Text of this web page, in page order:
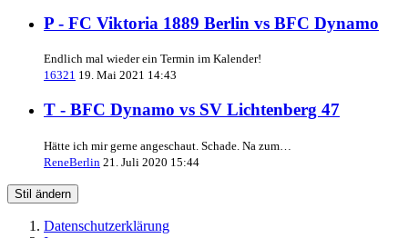
P - FC Viktoria 1889 Berlin vs BFC Dynamo
Endlich mal wieder ein Termin im Kalender!
16321 19. Mai 2021 14:43
T - BFC Dynamo vs SV Lichtenberg 47
Hätte ich mir gerne angeschaut. Schade. Na zum…
ReneBerlin 21. Juli 2020 15:44
Stil ändern
Datenschutzerklärung